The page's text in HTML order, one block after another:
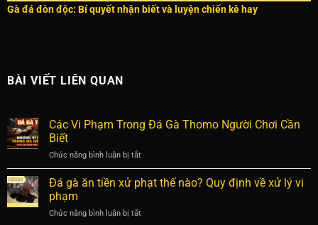
Gà đá đòn độc: Bí quyết nhận biết và luyện chiến kê hay
BÀI VIẾT LIÊN QUAN
Các Vi Phạm Trong Đá Gà Thomo Người Chơi Cần
Biết
Chức năng bình luận bị tắtở
Các
Vi
Phạm
Đá
Đá gà ăn tiền xử phạt thế nào? Quy định về xử lý vi
phạm
Chức năng bình luận bị tắtở